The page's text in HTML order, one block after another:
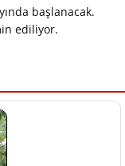
başlanacak.
ediliyor.